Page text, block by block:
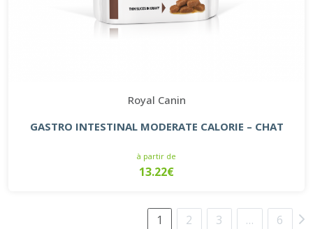
Royal Canin
GASTRO INTESTINAL MODERATE CALORIE – CHAT
à partir de
13.22€
1 2 3 … 6